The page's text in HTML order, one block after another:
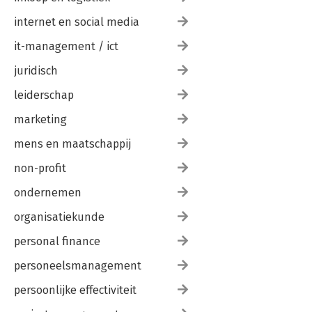
Flaws in Organizational Thinking.
Communication Difficulties.
Limitations Imposed by Identity.
Balancing Change and Constancy.
Overcoming the Limits of Organizational Identity: the Example
Organizational Lock-in.
Understanding Organizational Lock-in.
The Consequences of Organizational Feedback Loops and
internet en social media
it-management / ict
juridisch
leiderschap
marketing
mens en maatschappij
non-profit
ondernemen
organisatiekunde
personal finance
personeelsmanagement
persoonlijke effectiviteit